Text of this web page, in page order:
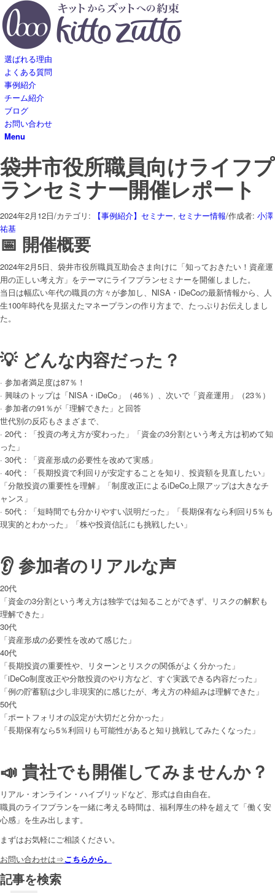
選ばれる理由
よくある質問
事例紹介
チーム紹介
ブログ
お問い合わせ
Menu
袋井市役所職員向けライフプ
ランセミナー開催レポート
2024年2月12日/カテゴリ: 【事例紹介】セミナー, セミナー情報/作成者: 小澤
祐基
📅 開催概要
2024年2月5日、袋井市役所職員互助会さま向けに「知っておきたい！資産運
用の正しい考え方」をテーマにライフプランセミナーを開催しました。
当日は幅広い年代の職員の方々が参加し、NISA・iDeCoの最新情報から、人
生100年時代を見据えたマネープランの作り方まで、たっぷりお伝えしまし
た。
💡 どんな内容だった？
· 参加者満足度は87％！
· 興味のトップは「NISA・iDeCo」（46％）、次いで「資産運用」（23％）
· 参加者の91％が「理解できた」と回答
世代別の反応もさまざまで、
· 20代：「投資の考え方が変わった」「資金の3分割という考え方は初めて知
った」
· 30代：「資産形成の必要性を改めて実感」
· 40代：「長期投資で利回りが安定することを知り、投資額を見直したい」
「分散投資の重要性を理解」「制度改正によるiDeCo上限アップは大きなチ
ャンス」
· 50代：「短時間でも分かりやすい説明だった」「長期保有なら利回り5％も
現実的とわかった」「株や投資信託にも挑戦したい」
👂 参加者のリアルな声
20代
「資金の3分割という考え方は独学では知ることができず、リスクの解釈も
理解できた」
30代
「資産形成の必要性を改めて感じた」
40代
「長期投資の重要性や、リターンとリスクの関係がよく分かった」
「iDeCo制度改正や分散投資のやり方など、すぐ実践できる内容だった」
「例の貯蓄額は少し非現実的に感じたが、考え方の枠組みは理解できた」
50代
「ポートフォリオの設定が大切だと分かった」
「長期保有なら5％利回りも可能性があると知り挑戦してみたくなった」
📣 貴社でも開催してみませんか？
リアル・オンライン・ハイブリッドなど、形式は自由自在。
職員のライフプランを一緒に考える時間は、福利厚生の枠を超えて「働く安
心感」を生み出します。
まずはお気軽にご相談ください。
お問い合わせは⇒こちらから。
記事を検索